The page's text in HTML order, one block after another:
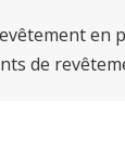
en
de